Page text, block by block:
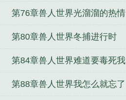
片
第76章兽人世界光溜溜的热情
兽人们
第80章兽人世界冬捕进行时
第84章兽人世界难道要毒死我
们
第88章兽人世界我怎么就忘了